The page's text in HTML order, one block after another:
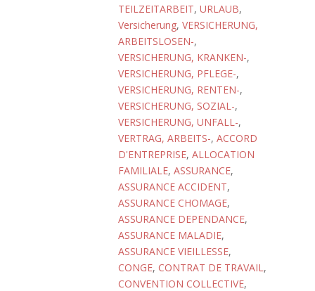
TEILZEITARBEIT, URLAUB,
Versicherung, VERSICHERUNG,
ARBEITSLOSEN-,
VERSICHERUNG, KRANKEN-,
VERSICHERUNG, PFLEGE-,
VERSICHERUNG, RENTEN-,
VERSICHERUNG, SOZIAL-,
VERSICHERUNG, UNFALL-,
VERTRAG, ARBEITS-, ACCORD
D'ENTREPRISE, ALLOCATION
FAMILIALE, ASSURANCE,
ASSURANCE ACCIDENT,
ASSURANCE CHOMAGE,
ASSURANCE DEPENDANCE,
ASSURANCE MALADIE,
ASSURANCE VIEILLESSE,
CONGE, CONTRAT DE TRAVAIL,
CONVENTION COLLECTIVE,